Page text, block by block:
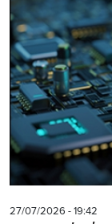
27/07/2026 - 19:42